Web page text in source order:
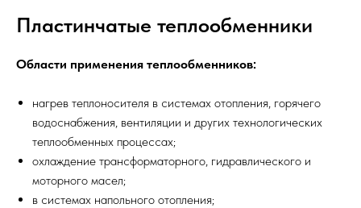
Пластинчатые теплообменники
Области применения теплообменников:
нагрев теплоносителя в системах отопления, горячего
водоснабжения, вентиляции и других технологических
теплообменных процессах;
охлаждение трансформаторного, гидравлического и
моторного масел;
в системах напольного отопления;